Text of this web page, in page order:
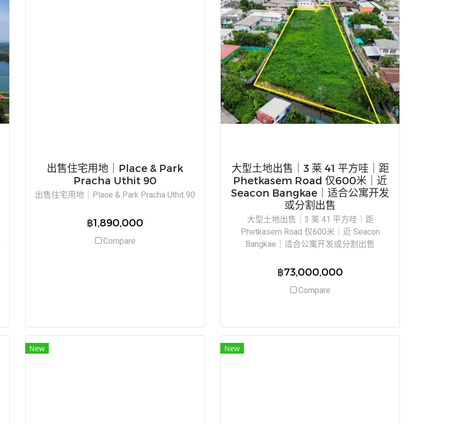
出售住宅用地｜Place & Park
Pracha Uthit 90
出售住宅用地｜Place & Park Pracha Uthit 90
฿1,890,000
Compare
大型土地出售｜3 莱 41 平方哇｜距
Phetkasem Road 仅600米｜近
Seacon Bangkae｜适合公寓开发
或分割出售
大型土地出售｜3 莱 41 平方哇｜距
Phetkasem Road 仅600米｜近 Seacon
Bangkae｜适合公寓开发或分割出售
฿73,000,000
Compare
New New